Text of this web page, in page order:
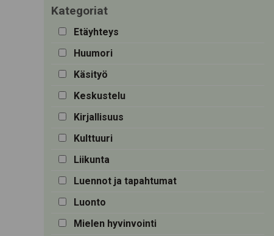
Kategoriat
Etäyhteys
Huumori
Käsityö
Keskustelu
Kirjallisuus
Kulttuuri
Liikunta
Luennot ja tapahtumat
Luonto
Mielen hyvinvointi